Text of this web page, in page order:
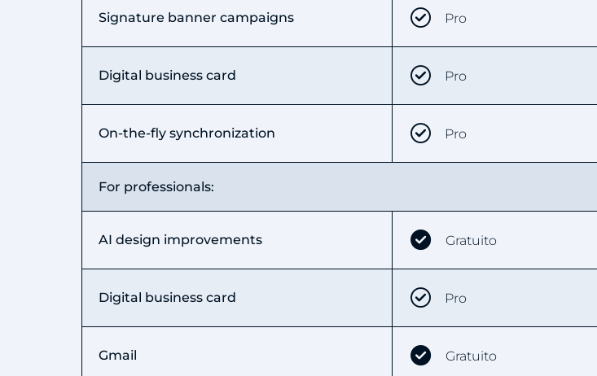
Signature banner campaigns Pro
Digital business card Pro
On-the-fly synchronization Pro
For professionals:
AI design improvements Gratuito
Digital business card Pro
Gmail Gratuito